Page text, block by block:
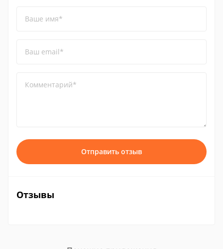
Ваше имя*
Ваш email*
Комментарий*
Отправить отзыв
Отзывы